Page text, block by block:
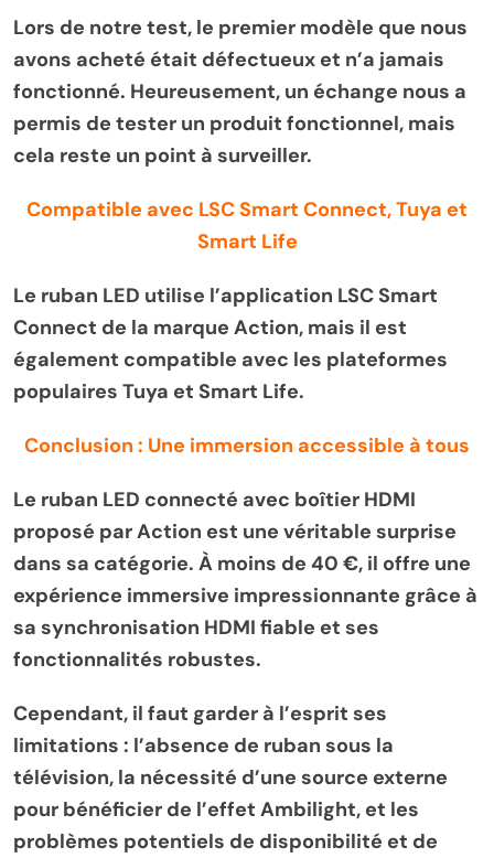
Lors de notre test, le premier modèle que nous
avons acheté était défectueux et n’a jamais
fonctionné. Heureusement, un échange nous a
permis de tester un produit fonctionnel, mais
cela reste un point à surveiller.
Compatible avec LSC Smart Connect, Tuya et
Smart Life
Le ruban LED utilise l’application LSC Smart
Connect de la marque Action, mais il est
également compatible avec les plateformes
populaires Tuya et Smart Life.
Conclusion : Une immersion accessible à tous
Le ruban LED connecté avec boîtier HDMI
proposé par Action est une véritable surprise
dans sa catégorie. À moins de 40 €, il offre une
expérience immersive impressionnante grâce à
sa synchronisation HDMI fiable et ses
fonctionnalités robustes.
Cependant, il faut garder à l’esprit ses
limitations : l’absence de ruban sous la
télévision, la nécessité d’une source externe
pour bénéficier de l’effet Ambilight, et les
problèmes potentiels de disponibilité et de